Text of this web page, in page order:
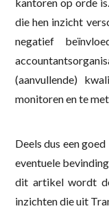
die hen inzicht
negatief
(aanvullende)
monitoren en te
Deels dus een
eventuele
dit artikel wordt
inzichten die uit